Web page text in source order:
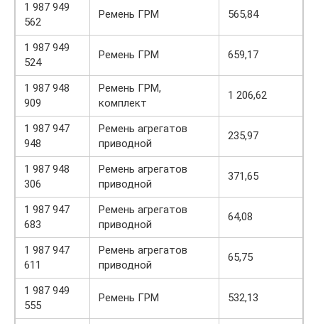
1 987 949
562
Ремень ГРМ 565,84
1 987 949
524
Ремень ГРМ 659,17
1 987 948
909
Ремень ГРМ,
комплект
1 206,62
1 987 947
948
Ремень агрегатов
приводной
235,97
1 987 948
306
Ремень агрегатов
приводной
371,65
1 987 947
683
Ремень агрегатов
приводной
64,08
1 987 947
611
Ремень агрегатов
приводной
65,75
1 987 949
555
Ремень ГРМ 532,13